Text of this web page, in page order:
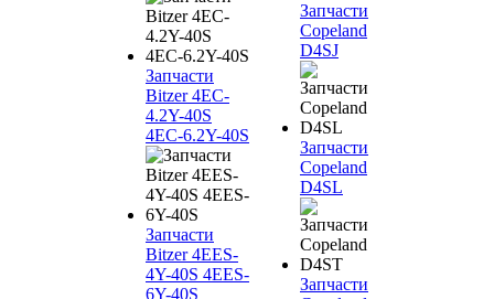
Запчасти
Bitzer 4EC-
4.2Y-40S
4EC-6.2Y-40S
Запчасти
Bitzer 4EES-
4Y-40S 4EES-
6Y-40S
Запчасти
Copeland
D4SJ
Запчасти
Copeland
D4SL
Запчасти